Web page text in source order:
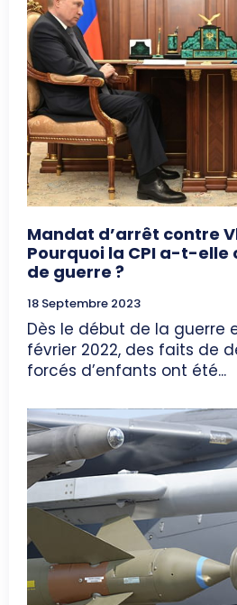
Mandat d’arrêt contre
Pourquoi la CPI a-t-elle
de guerre ?
18 Septembre 2023
Dès le début de la guerre
février 2022, des faits de
forcés d’enfants ont été...